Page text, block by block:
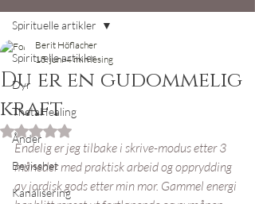
Spirituelle artikler
Dyr
ThetaHealing
Ånder
Bevisshet
Kanalisering
Spirituelle artikler
Du er en gudommelig
kraft
Berit Höflacher
15. juni 4 min lesing
Gitt NaN av 5 stjerner.
Endelig er jeg tilbake i skrive-modus etter 3
måneder med praktisk arbeid og opprydding
av jordisk gods etter min mor. Gammel energi